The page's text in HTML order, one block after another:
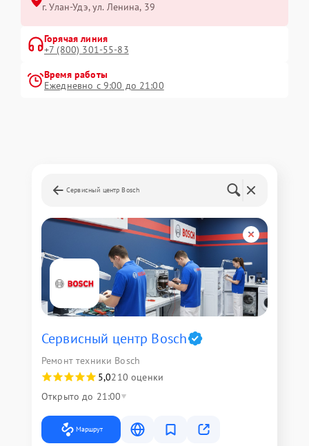
г. Улан-Удэ, ул. Ленина, 39
Горячая линия
+7 (800) 301-55-83
Время работы
Ежедневно с 9:00 до 21:00
Сервисный центр Bosch
Сервисный центр Bosch
Ремонт техники Bosch
5,0210 оценки
Открыто до 21:00
Маршрут